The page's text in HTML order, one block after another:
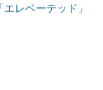
レベーテッド」